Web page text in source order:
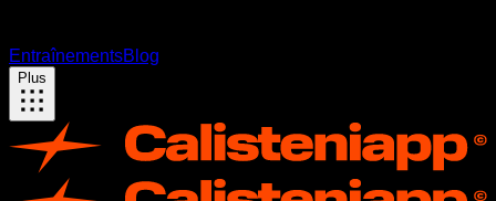
EntraînementsBlog
Plus